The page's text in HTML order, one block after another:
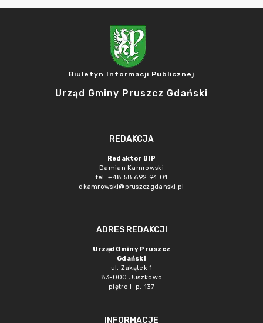
Biuletyn Informacji Publicznej
Urząd Gminy Pruszcz Gdański
REDAKCJA
Redaktor BIP
Damian Kamrowski
tel. +48 58 692 94 01
dkamrowski@pruszczgdanski.pl
ADRES REDAKCJI
Urząd Gminy Pruszcz
Gdański
ul. Zakątek 1
83-000 Juszkowo
piętro I p. 137
INFORMACJE